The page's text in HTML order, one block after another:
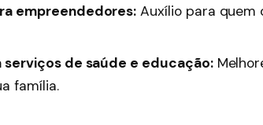
empreendedores: Auxílio para quem
serviços de saúde e educação:
família.